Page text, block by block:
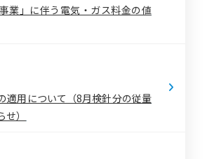
業」に伴う電気・ガス料金の値
適用について（8月検針分の従量
）